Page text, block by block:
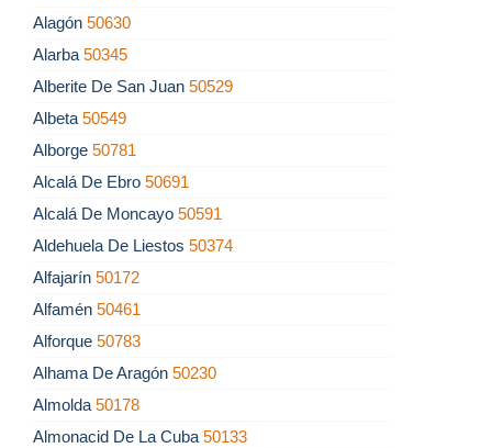
Alagón 50630
Alarba 50345
Alberite De San Juan 50529
Albeta 50549
Alborge 50781
Alcalá De Ebro 50691
Alcalá De Moncayo 50591
Aldehuela De Liestos 50374
Alfajarín 50172
Alfamén 50461
Alforque 50783
Alhama De Aragón 50230
Almolda 50178
Almonacid De La Cuba 50133